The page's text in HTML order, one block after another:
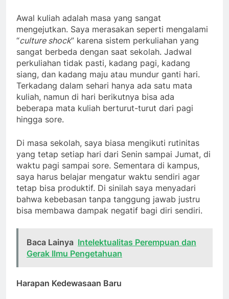
Awal kuliah adalah masa yang sangat
mengejutkan. Saya merasakan seperti mengalami
“culture shock” karena sistem perkuliahan yang
sangat berbeda dengan saat sekolah. Jadwal
perkuliahan tidak pasti, kadang pagi, kadang
siang, dan kadang maju atau mundur ganti hari.
Terkadang dalam sehari hanya ada satu mata
kuliah, namun di hari berikutnya bisa ada
beberapa mata kuliah berturut-turut dari pagi
hingga sore.
Di masa sekolah, saya biasa mengikuti rutinitas
yang tetap setiap hari dari Senin sampai Jumat, di
waktu pagi sampai sore. Sementara di kampus,
saya harus belajar mengatur waktu sendiri agar
tetap bisa produktif. Di sinilah saya menyadari
bahwa kebebasan tanpa tanggung jawab justru
bisa membawa dampak negatif bagi diri sendiri.
Baca Lainya Intelektualitas Perempuan dan
Gerak Ilmu Pengetahuan
Harapan Kedewasaan Baru